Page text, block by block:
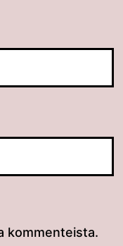
kommenteista.